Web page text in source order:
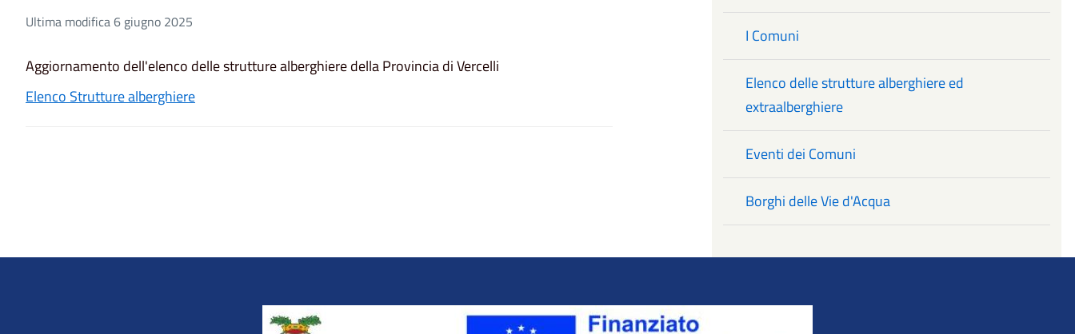
Ultima modifica 6 giugno 2025
Aggiornamento dell'elenco delle strutture alberghiere della Provincia di Vercelli
Elenco Strutture alberghiere
I Comuni
Elenco delle strutture alberghiere ed
extraalberghiere
Eventi dei Comuni
Borghi delle Vie d'Acqua
Title